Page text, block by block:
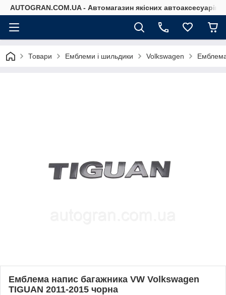
AUTOGRAN.COM.UA - Автомагазин якісних автоаксесуарів
Товари Емблеми і шильдики Volkswagen
Емблема напис багажника VW Volkswagen
TIGUAN 2011-2015 чорна